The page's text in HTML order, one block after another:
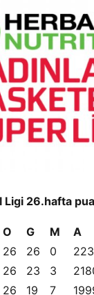
Ligi 26.hafta
O G M
A
26 26 0
26 23 3
26 19 7